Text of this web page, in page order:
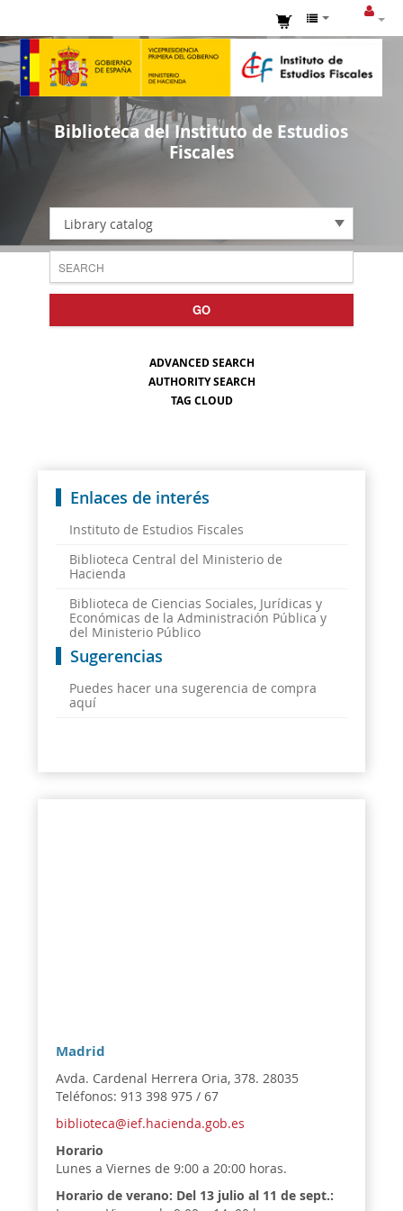
Biblioteca del Instituto de Estudios
Fiscales
Library catalog
GO
ADVANCED SEARCH
AUTHORITY SEARCH
TAG CLOUD
Enlaces de interés
Instituto de Estudios Fiscales
Biblioteca Central del Ministerio de
Hacienda
Biblioteca de Ciencias Sociales, Jurídicas y
Económicas de la Administración Pública y
del Ministerio Público
Sugerencias
Puedes hacer una sugerencia de compra
aquí
Madrid
Avda. Cardenal Herrera Oria, 378. 28035
Teléfonos: 913 398 975 / 67
biblioteca@ief.hacienda.gob.es
Horario
Lunes a Viernes de 9:00 a 20:00 horas.
Horario de verano: Del 13 julio al 11 de sept.: